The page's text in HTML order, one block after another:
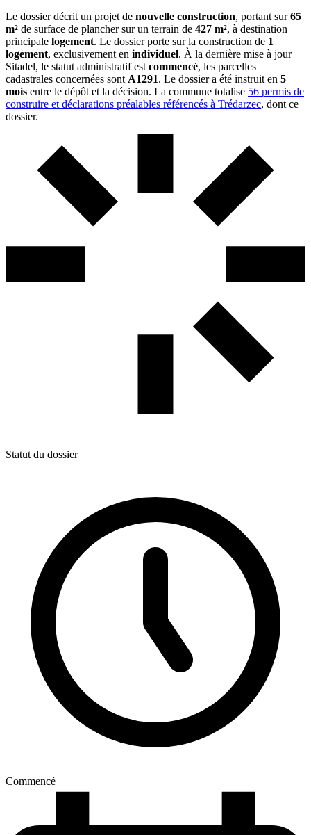
Le dossier décrit un projet de nouvelle construction, portant sur65
m² de surface de plancher sur un terrain de 427 m², à destination
principale logement. Le dossier porte sur la construction de 1
logement, exclusivement en individuel. À la dernière mise à jour
Sitadel, le statut administratif est commencé, les parcelles
cadastrales concernées sont A1291. Le dossier a été instruit en 5
mois entre le dépôt et la décision. La commune totalise 56 permis de
construire et déclarations préalables référencés à Trédarzec, dont ce
dossier.
Statut du dossier
Commencé